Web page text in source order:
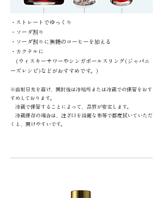
・ストレートでゆっくり
・​ソーダ割り
​・ソーダ割りに無糖のコーヒーを加える
・カクテルに
(ウィスキーサワーやシンガポールスリング(ジャパニ
ーズレシピ)などがおすすめです。)
※直射日光を避け、開封後は冷暗所または冷蔵での保管をおす
すめしております。
冷蔵で保管することによって、品質が安定します。
冷蔵保存の場合は、注ぎ口を綺麗な布等で都度拭いていただ
くと、開けやすいです。